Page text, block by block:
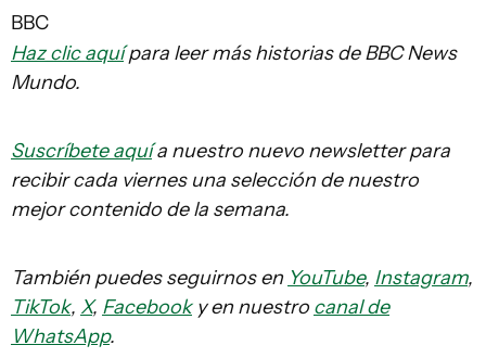
BBC
Haz clic aquípara leer más historias de BBC News
Mundo.
Suscríbete aquía nuestro nuevo newsletter para
recibir cada viernes una selección de nuestro
mejor contenido de la semana.
También puedes seguirnos en YouTube, Instagram,
TikTok, X, Facebooky en nuestro canal de
WhatsApp.